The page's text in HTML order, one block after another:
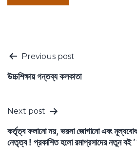
PostPrevious post
উচ্চশিক্ষায় গন্তব্য কলকাতা
Next post
কর্তৃত্ব ফলানো নয়, ভরসা জোগানো এবং
নেতৃত্ব ! প্রকাশিত হলো রমাপ্রসাদের নতুন বই ‘